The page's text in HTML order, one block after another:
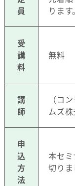
員
ります。
受
講
料
無料
講
師
（コ
ムズ株
申
込
方
法
本セ
切りま